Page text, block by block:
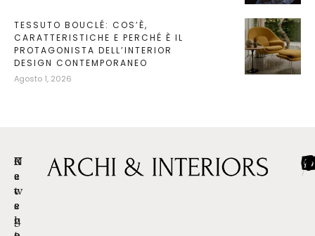
TESSUTO BOUCLÉ: COS’È,
CARATTERISTICHE E PERCHÉ È IL
PROTAGONISTA DELL’INTERIOR
DESIGN CONTEMPORANEO
Agosto 1, 2026
C
a
t
e
g
R
e
c
e
n
N
e
w
s
l
/
/
/